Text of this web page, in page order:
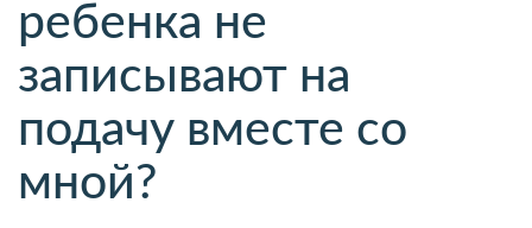
ребенка не
записывают на
подачу вместе со
мной?